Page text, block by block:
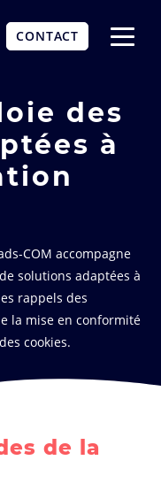
CONTACT
des
à
COM accompagne
solutions adaptées à
rappels des
la mise en conformité
cookies.
de la